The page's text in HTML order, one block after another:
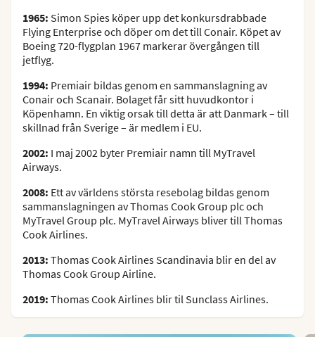
1965: Simon Spies köper upp det konkursdrabbade
Flying Enterprise och döper om det till Conair. Köpet av
Boeing 720-flygplan 1967 markerar övergången till
jetflyg.
1994: Premiair bildas genom en sammanslagning av
Conair och Scanair. Bolaget får sitt huvudkontor i
Köpenhamn. En viktig orsak till detta är att Danmark – till
skillnad från Sverige – är medlem i EU.
2002: I maj 2002 byter Premiair namn till MyTravel
Airways.
2008: Ett av världens största resebolag bildas genom
sammanslagningen av Thomas Cook Group plc och
MyTravel Group plc. MyTravel Airways bliver till Thomas
Cook Airlines.
2013: Thomas Cook Airlines Scandinavia blir en del av
Thomas Cook Group Airline.
2019: Thomas Cook Airlines blir til Sunclass Airlines.